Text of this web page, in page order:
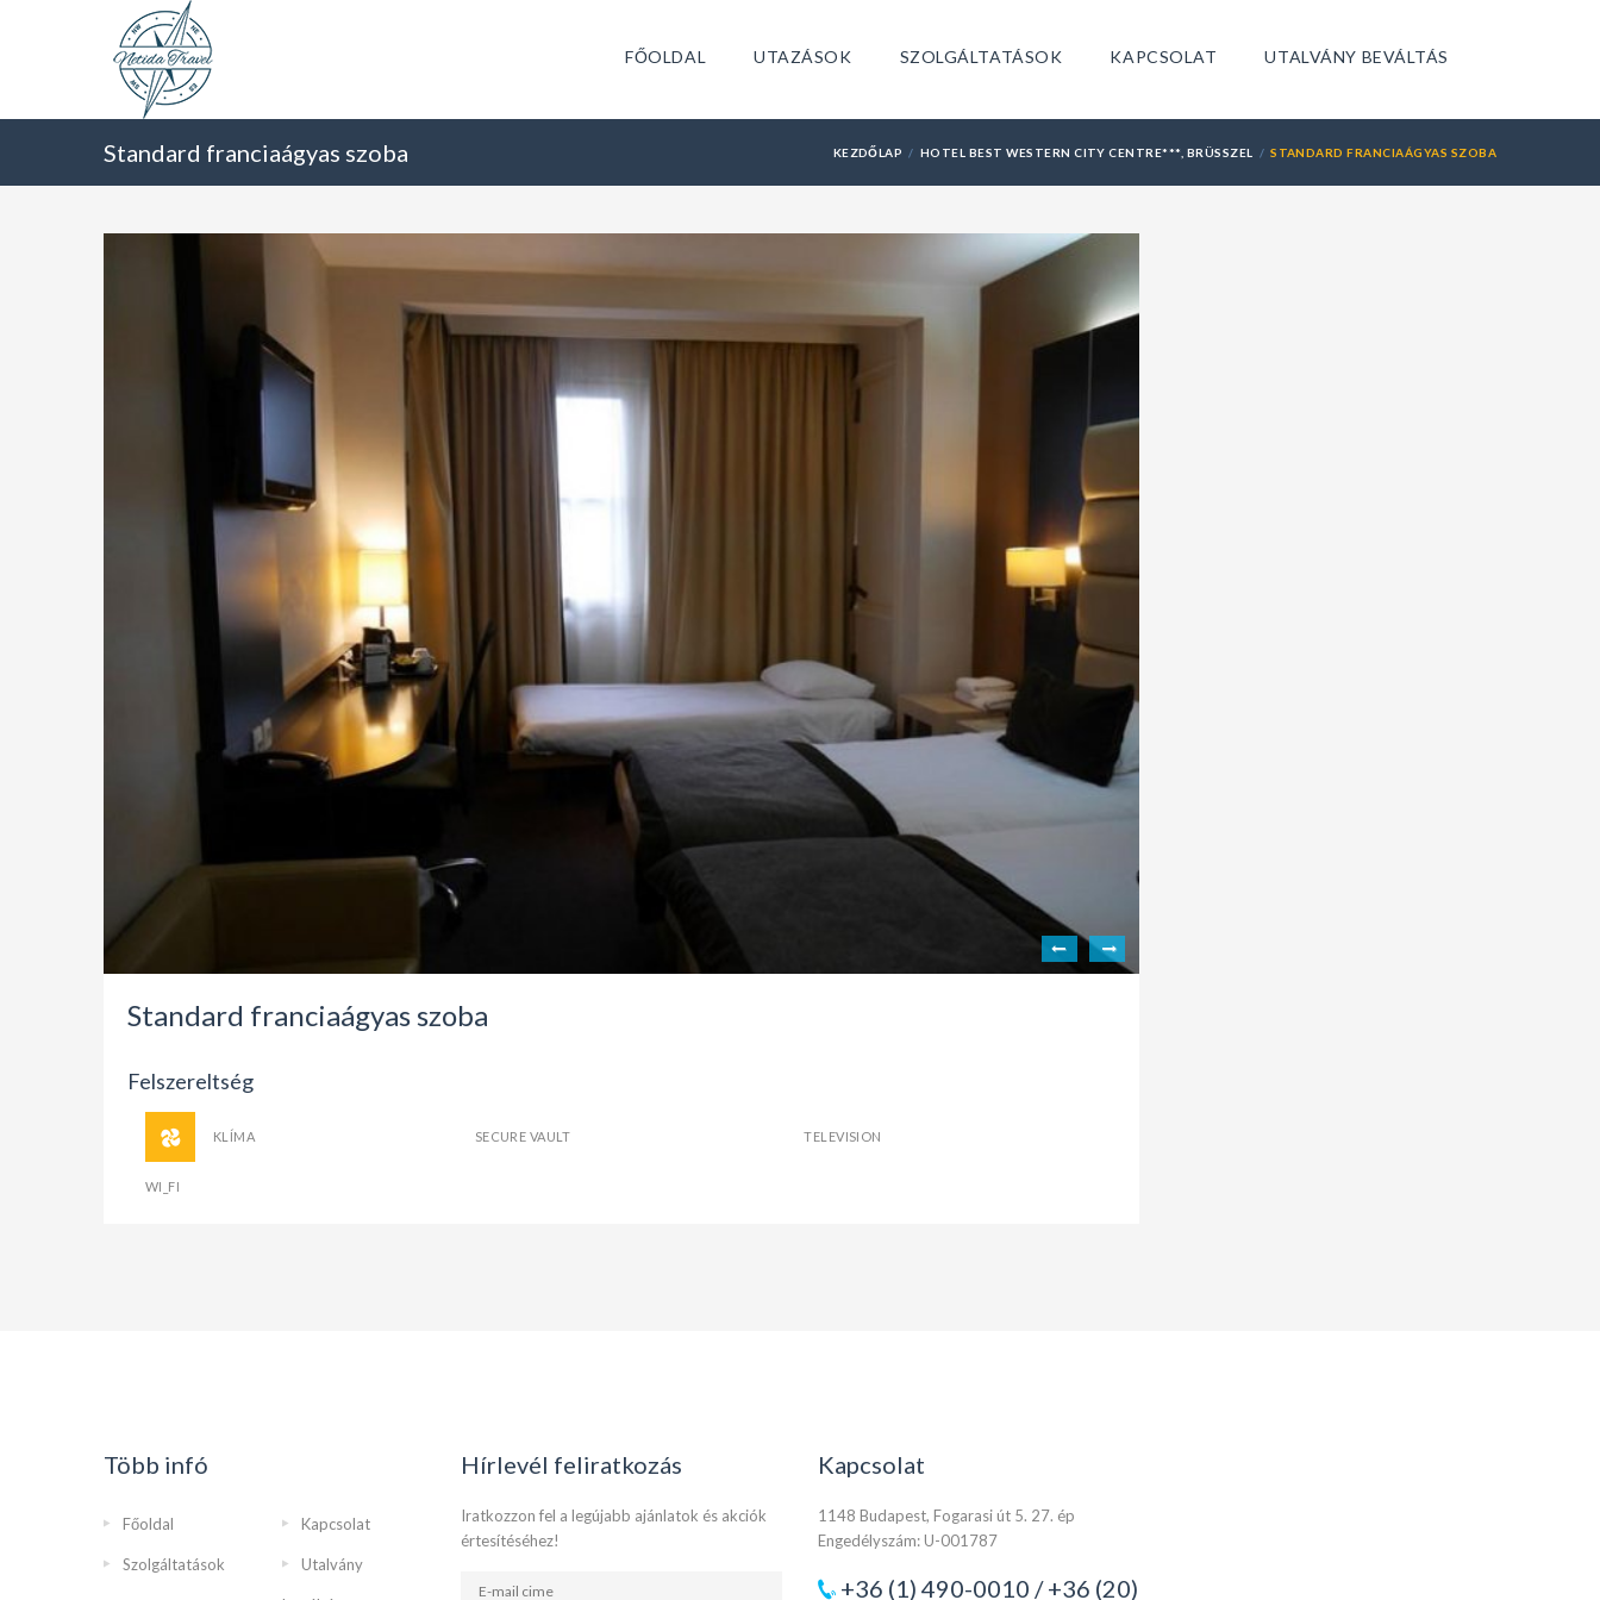
FŐOLDAL UTAZÁSOK SZOLGÁLTATÁSOK KAPCSOLAT UTALVÁNY BEVÁLTÁS
Standard franciaágyas szoba KEZDŐLAP HOTEL BEST WESTERN CITY CENTRE***, BRÜSSZEL STANDARD FRANCIAÁGYAS SZOBA
Standard franciaágyas szoba
Felszereltség
KLÍMA SECURE VAULT TELEVISION
WI_FI
Több infó
Főoldal Kapcsolat
Szolgáltatások Utalvány
Hírlevél feliratkozás
Iratkozzon fel a legújabb ajánlatok és akciók
értesítéséhez!
Kapcsolat
1148 Budapest, Fogarasi út 5. 27. ép
Engedélyszám: U-001787
+36 (1) 490-0010 / +36 (20)